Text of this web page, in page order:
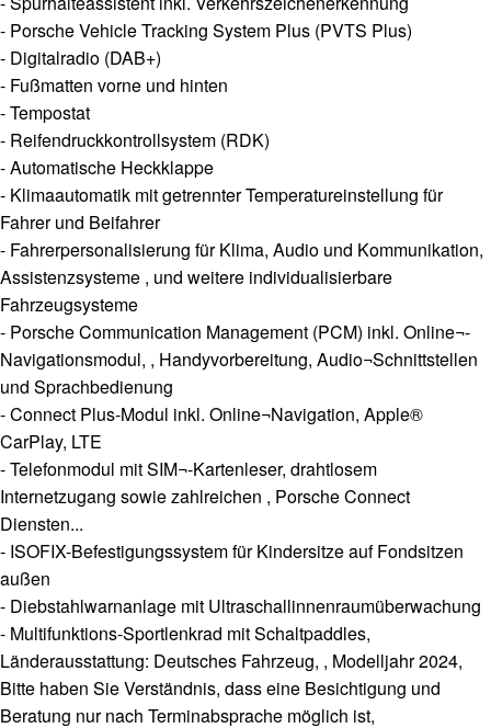
- Porsche Vehicle Tracking System Plus (PVTS Plus)
- Digitalradio (DAB+)
- Fußmatten vorne und hinten
- Tempostat
- Reifendruckkontrollsystem (RDK)
- Automatische Heckklappe
- Klimaautomatik mit getrennter Temperatureinstellung für
Fahrer und Beifahrer
- Fahrerpersonalisierung für Klima, Audio und Kommunikation,
Assistenzsysteme , und weitere individualisierbare
Fahrzeugsysteme
- Porsche Communication Management (PCM) inkl. Online¬-
Navigationsmodul, , Handyvorbereitung, Audio¬Schnittstellen
und Sprachbedienung
- Connect Plus-Modul inkl. Online¬Navigation, Apple®
CarPlay, LTE
- Telefonmodul mit SIM¬-Kartenleser, drahtlosem
Internetzugang sowie zahlreichen , Porsche Connect
Diensten...
- ISOFIX-Befestigungssystem für Kindersitze auf Fondsitzen
außen
- Diebstahlwarnanlage mit Ultraschallinnenraumüberwachung
- Multifunktions-Sportlenkrad mit Schaltpaddles,
Länderausstattung: Deutsches Fahrzeug, , Modelljahr 2024,
Bitte haben Sie Verständnis, dass eine Besichtigung und
Beratung nur nach Terminabsprache möglich ist,